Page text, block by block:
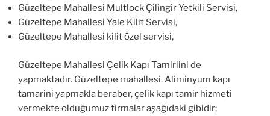
Güzeltepe Mahallesi Multlock Çilingir Yetkili Servisi,
Güzeltepe Mahallesi Yale Kilit Servisi,
Güzeltepe Mahallesi kilit özel servisi,
Güzeltepe Mahallesi Çelik Kapı Tamiriini de
yapmaktadır. Güzeltepe mahallesi. Aliminyum kapı
tamarini yapmakla beraber, çelik kapı tamir hizmeti
vermekte olduğumuz firmalar aşağıdaki gibidir;